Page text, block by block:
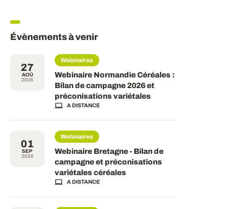
Évènements à venir
27
AOÛ
2026
Webinaires
Webinaire Normandie Céréales :
Bilan de campagne 2026 et
préconisations variétales
A DISTANCE
01
SEP
2026
Webinaires
Webinaire Bretagne - Bilan de
campagne et préconisations
variétales céréales
A DISTANCE